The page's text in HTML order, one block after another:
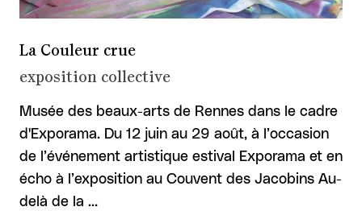
La Couleur crue
exposition collective
Musée des beaux-arts de Rennes dans le cadre
d'Exporama. Du 12 juin au 29 août, à l’occasion
de l’événement artistique estival Exporama et en
écho à l’exposition au Couvent des Jacobins Au-
delà de la …